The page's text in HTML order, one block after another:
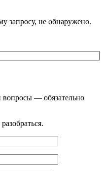
запросу, не обнаружено.
вопросы — обязательно